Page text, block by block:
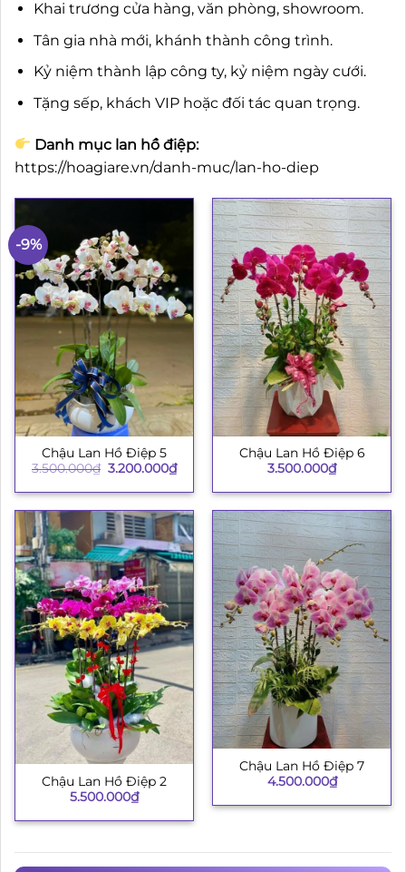
Khai trương cửa hàng, văn phòng, showroom.
Tân gia nhà mới, khánh thành công trình.
Kỷ niệm thành lập công ty, kỷ niệm ngày cưới.
Tặng sếp, khách VIP hoặc đối tác quan trọng.
Danh mục lan hồ điệp:
https://hoagiare.vn/danh-muc/lan-ho-diep
-9%
Chậu Lan Hồ Điệp 5
3.500.000₫ Giá
là:
3.200.000₫Giá
hiện
tại
3.200.000₫.
Chậu Lan Hồ Điệp 6
3.500.000₫
Chậu Lan Hồ Điệp 2
5.500.000₫
Chậu Lan Hồ Điệp 7
4.500.000₫